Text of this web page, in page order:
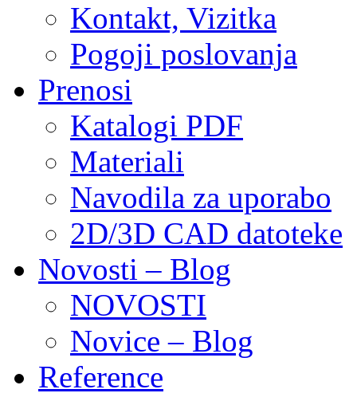
Kontakt, Vizitka
Pogoji poslovanja
Prenosi
Katalogi PDF
Materiali
Navodila za uporabo
2D/3D CAD datoteke
Novosti – Blog
NOVOSTI
Novice – Blog
Reference